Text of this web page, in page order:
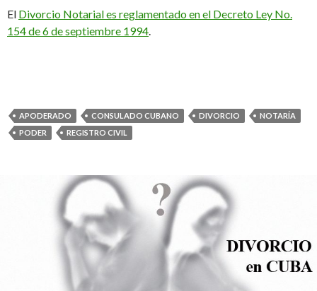
El Divorcio Notarial es reglamentado en el Decreto Ley No.
154 de 6 de septiembre 1994.
APODERADO CONSULADO CUBANO DIVORCIO
NOTARÍA
PODER
REGISTRO CIVIL